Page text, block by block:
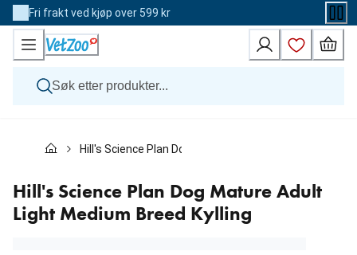
Skip
to
Content
Fri frakt ved kjøp over 599 kr
Katt
Andre dyr
Merker
Nyheter
Hill's Science Plan Dog Mature Adult Light Medium
Hill's Science Plan Dog Mature Adult
Light Medium Breed Kylling